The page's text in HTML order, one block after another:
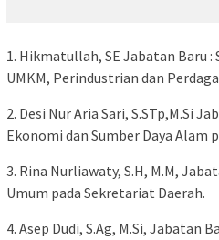
1. Hikmatullah, SE Jabatan Baru
UMKM, Perindustrian dan
2. Desi Nur Aria Sari, S.STp,M.Si
Ekonomi dan Sumber Daya Alam
3. Rina Nurliawaty, S.H, M.M,
Umum pada Sekretariat Daerah.
4. Asep Dudi, S.Ag, M.Si, Jabatan